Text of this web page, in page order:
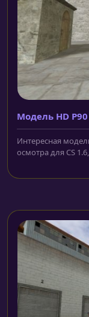
Mодель HD
Интересная
осмотра для CS